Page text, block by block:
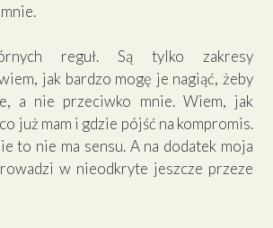
reguł. Są tylko zakresy
jak bardzo mogę je nagiąć, żeby
a nie przeciwko mnie. Wiem, jak
już mam i gdzie pójść na kompromis.
to nie ma sensu. A na dodatek moja
w nieodkryte jeszcze przeze